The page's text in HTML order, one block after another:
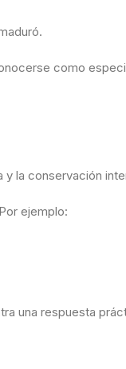
como
la conservación
ejemplo:
una respuesta